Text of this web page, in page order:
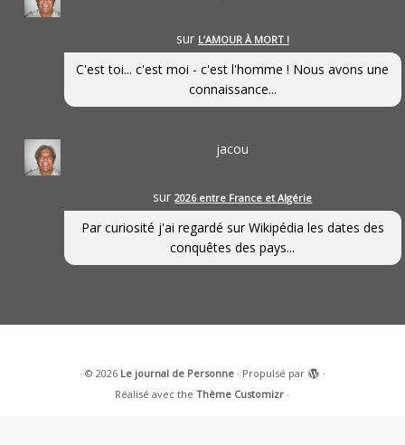
sur L’AMOUR À MORT !
C'est toi... c'est moi - c'est l'homme ! Nous avons une
connaissance...
jacou
sur2026 entre France et Algérie
Par curiosité j'ai regardé sur Wikipédia les dates des
conquêtes des pays...
· © 2026 Le journal de Personne· Propulsé par
·
Réalisé avec theThème Customizr ·